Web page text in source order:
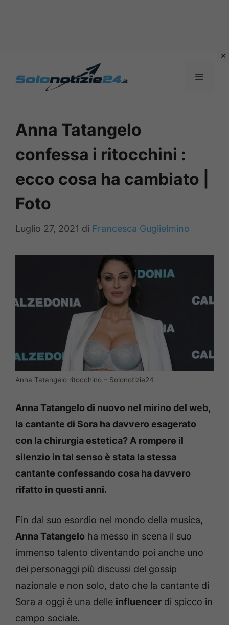
MENU
Anna Tatangelo
confessa i ritocchini :
ecco cosa ha cambiato |
Foto
Luglio 27, 2021 di Francesca Guglielmino
Anna Tatangelo ritocchino – Solonotizie24
Anna Tatangelo di nuovo nel mirino del web,
la cantante di Sora ha davvero esagerato
con la chirurgia estetica? A rompere il
silenzio in tal senso è stata la stessa
cantante confessando cosa ha davvero
rifatto in questi anni.
Fin dal suo esordio nel mondo della musica,
Anna Tatangelo ha messo in scena il suo
immenso talento diventando poi anche uno
dei personaggi più discussi del gossip
nazionale e non solo, dato che la cantante di
Sora a oggi è una delle influencer di spicco in
campo sociale.